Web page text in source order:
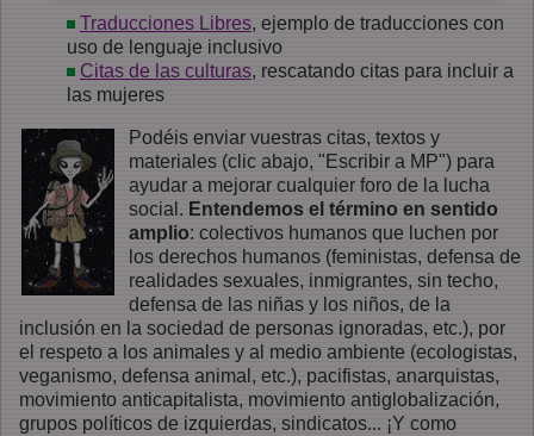
Traducciones Libres, ejemplo de traducciones con
uso de lenguaje inclusivo
Citas de las culturas, rescatando citas para incluir a
las mujeres
Podéis enviar vuestras citas, textos y
materiales (clic abajo, "Escribir a MP") para
ayudar a mejorar cualquier foro de la lucha
social. Entendemos el término en sentido
amplio: colectivos humanos que luchen por
los derechos humanos (feministas, defensa de
realidades sexuales, inmigrantes, sin techo,
defensa de las niñas y los niños, de la
inclusión en la sociedad de personas ignoradas, etc.), por
el respeto a los animales y al medio ambiente (ecologistas,
veganismo, defensa animal, etc.), pacifistas, anarquistas,
movimiento anticapitalista, movimiento antiglobalización,
grupos políticos de izquierdas, sindicatos... ¡Y como